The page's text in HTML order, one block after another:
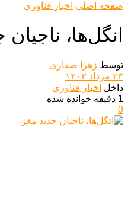
صفحه اصلی اخبار فناوری
انگل‌ها،
توسط زهرا صفاری
۲۳ مرداد ۱۴۰۳
داخل اخبار فناوری
1 دقیقه خوانده شده
0